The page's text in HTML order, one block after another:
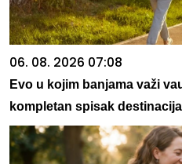
06. 08. 2026 07:08
Evo u kojim banjama važi
kompletan spisak